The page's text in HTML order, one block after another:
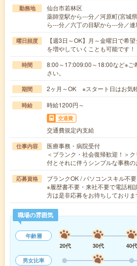
勤務地
仙台市若林区
薬師堂駅から---分／河原町(宮城
ら---分／六丁の目駅から---分／
曜日頻度
【週3日～OK】月～金曜日で希
を増やしていくことも可能です！
時間
8:00～17:009:00～18:00など※ご
さい。
期間 2ヶ月～OK ※スタート日はお気
時給 時給1200円～
交通費
交通費規定内支給
仕事内容
医療事務・病院受付
＜ブランク・社会復帰歓迎！＞
付とそれに伴うシンプルな事務
応募資格
ブランクOK / パソコンスキル不
※履歴書不要・来社不要で電話相
方は是非応募をお待ちしており
職場の雰囲気
年齢層
20代
30代 40代
男女比率